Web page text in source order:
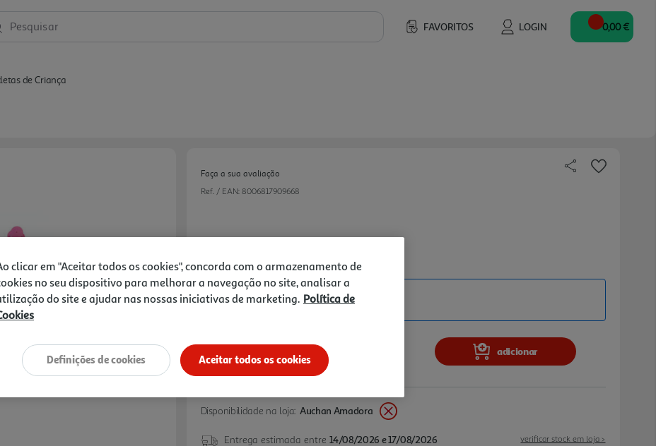
FAVORITOS LOGIN
Pesquisar 0,00 €
de Criança
Faça a sua avaliação
Ref. / EAN: 8006817909668
Exclusivo online
adicionar
Disponibilidade na loja: Auchan Amadora
verificar stock em loja >
Entrega estimada entre 14/08/2026 e 17/08/2026
clicar em "Aceitar todos os cookies", concorda com o armazenamento de
no seu dispositivo para melhorar a navegação no site, analisar a
do site e ajudar nas nossas iniciativas de marketing. Política de
Aceitar todos os cookies
Definições de cookies